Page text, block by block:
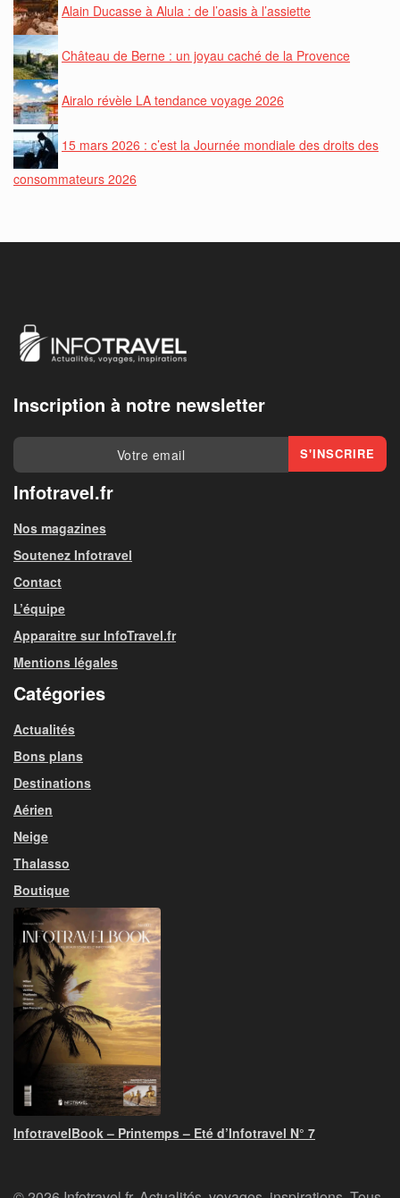
Alain Ducasse à Alula : de l’oasis à l’assiette
Château de Berne : un joyau caché de la Provence
Airalo révèle LA tendance voyage 2026
15 mars 2026 : c’est la Journée mondiale des droits des
consommateurs 2026
Inscription à notre newsletter
Infotravel.fr
Nos magazines
Soutenez Infotravel
Contact
L’équipe
Apparaitre sur InfoTravel.fr
Mentions légales
Catégories
Actualités
Bons plans
Destinations
Aérien
Neige
Thalasso
Boutique
InfotravelBook – Printemps – Eté d’Infotravel N° 7